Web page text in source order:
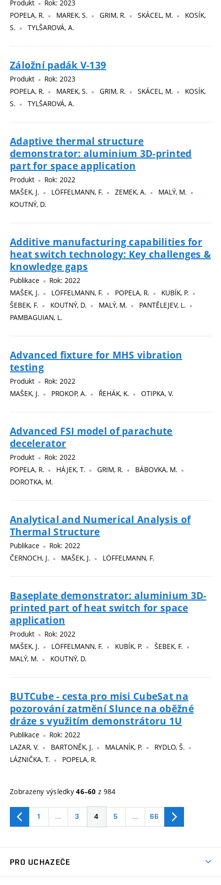
Produkt
Rok: 2023
POPELA, R.
MAREK, S. GRIM, R. SKÁCEL, M.
KOSÍK,
S.
TYLŠAROVÁ, A.
Záložní padák V-139
Produkt
Rok: 2023
POPELA, R.
MAREK, S. GRIM, R. SKÁCEL, M.
KOSÍK,
S.
TYLŠAROVÁ, A.
Adaptive thermal structure
demonstrator: aluminium 3D-printed
part for space application
Produkt
Rok: 2022
MAŠEK, J.
LÖFFELMANN, F. ZEMEK, A.
MALÝ, M.
KOUTNÝ, D.
Additive manufacturing capabilities for
heat switch technology: Key challenges &
knowledge gaps
Publikace
Rok: 2022
MAŠEK, J.
LÖFFELMANN, F. POPELA, R.
KUBÍK, P.
ŠEBEK, F.
KOUTNÝ, D. MALÝ, M.
PANTĚLEJEV, L.
PAMBAGUIAN, L.
Advanced fixture for MHS vibration
testing
Produkt
Rok: 2022
MAŠEK, J.
PROKOP, A. ŘEHÁK, K. OTIPKA, V.
Advanced FSI model of parachute
decelerator
Produkt
Rok: 2022
POPELA, R.
HÁJEK, T. GRIM, R.
BÁBOVKA, M.
DOROTKA, M.
Analytical and Numerical Analysis of
Thermal Structure
Publikace
Rok: 2022
ČERNOCH, J.
MAŠEK, J. LÖFFELMANN, F.
Baseplate demonstrator: aluminium 3D-
printed part of heat switch for space
application
Produkt
Rok: 2022
MAŠEK, J.
LÖFFELMANN, F. KUBÍK, P.
ŠEBEK, F.
MALÝ, M.
KOUTNÝ, D.
BUTCube - cesta pro misi CubeSat na
pozorování zatmění Slunce na oběžné
dráze s využitím demonstrátoru 1U
Publikace
Rok: 2022
LAZAR, V.
BARTONĚK, J. MALANÍK, P.
RYDLO, Š.
LÁZNIČKA, T.
POPELA, R.
Zobrazeny výsledky46–60 z 984
1 … 3 4 5 … 66
PRO UCHAZEČE